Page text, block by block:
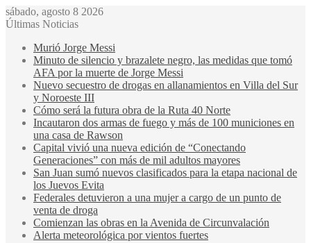
sábado, agosto 8 2026
Últimas Noticias
Murió Jorge Messi
Minuto de silencio y brazalete negro, las medidas que tomó
AFA por la muerte de Jorge Messi
Nuevo secuestro de drogas en allanamientos en Villa del Sur
y Noroeste III
Cómo será la futura obra de la Ruta 40 Norte
Incautaron dos armas de fuego y más de 100 municiones en
una casa de Rawson
Capital vivió una nueva edición de “Conectando
Generaciones” con más de mil adultos mayores
San Juan sumó nuevos clasificados para la etapa nacional de
los Juevos Evita
Federales detuvieron a una mujer a cargo de un punto de
venta de droga
Comienzan las obras en la Avenida de Circunvalación
Alerta meteorológica por vientos fuertes